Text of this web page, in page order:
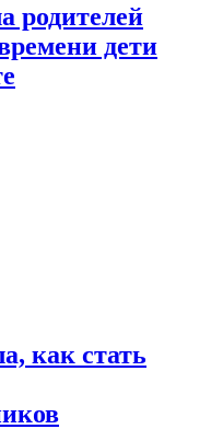
родителей
дети
как стать